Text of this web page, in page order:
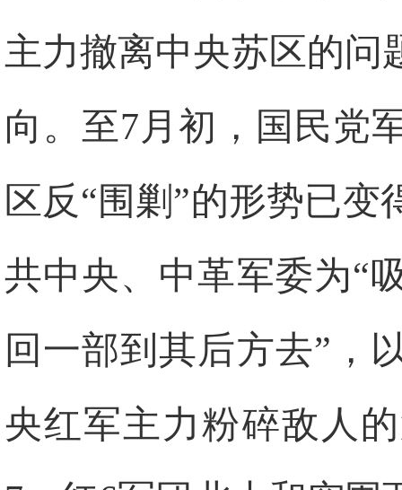
主力撤离中央苏区的问
向。至7月初，国民党
区反“围剿”的形势已
共中央、中革军委为“
回一部到其后方去”，
央红军主力粉碎敌人